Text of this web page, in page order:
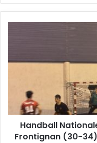
:
s’incline
face
à
Frontignan
(30-
Handball
Frontignan (30-